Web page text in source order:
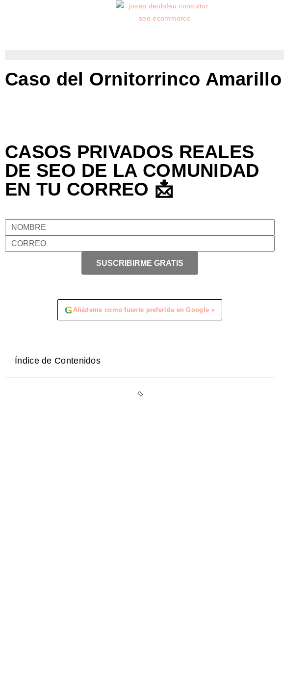
Caso del Ornitorrinco Amarillo
CASOS PRIVADOS REALES
DE SEO DE LA COMUNIDAD
EN TU CORREO 📩
SUSCRIBIRME GRATIS
GAñádeme como fuente preferida en Google »
Índice de Contenidos